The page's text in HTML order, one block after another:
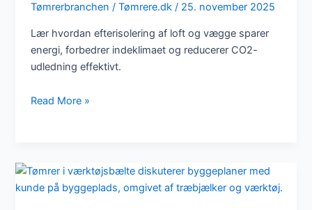
Tømrerbranchen /Tømrere.dk/ 25. november 2025
Lær hvordan efterisolering af loft og vægge sparer
energi, forbedrer indeklimaet og reducerer CO2-
udledning effektivt.
Efterisolering
vægge
–
Read More »